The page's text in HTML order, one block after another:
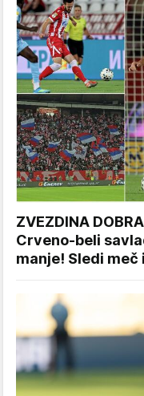
ZVEZDINA
Crveno-beli
manje! Sledi meč